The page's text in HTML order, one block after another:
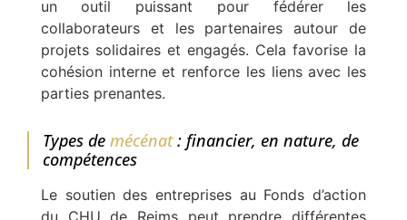
un outil puissant pour fédérer les
collaborateurs et les partenaires autour de
projets solidaires et engagés. Cela favorise la
cohésion interne et renforce les liens avec les
parties prenantes.
Types de mécénat: financier, en nature, de
compétences
Le soutien des entreprises au Fonds d’action
du CHU de Reims peut prendre différentes